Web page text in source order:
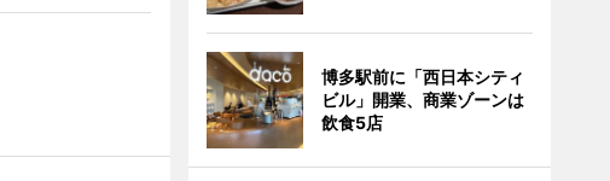
博多駅前に「西日本シティ
ビル」開業、商業ゾーンは
飲食5店